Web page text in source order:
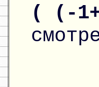
( (-